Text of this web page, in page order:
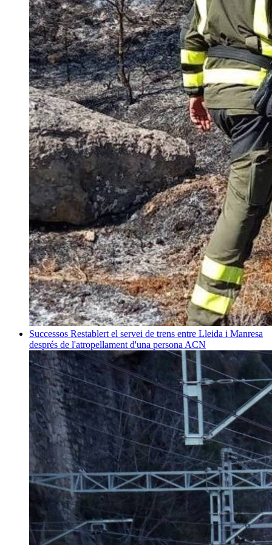
Successos Restablert el servei de trens entre Lleida i Manresa
després de l'atropellament d'una persona ACN